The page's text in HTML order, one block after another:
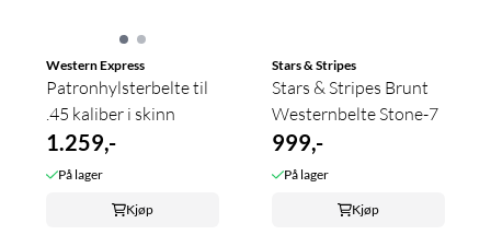
Western Express
Patronhylsterbelte til
.45 kaliber i skinn
1.259,-
På lager
Kjøp
Stars & Stripes
Stars & Stripes Brunt
Westernbelte Stone-7
999,-
På lager
Kjøp